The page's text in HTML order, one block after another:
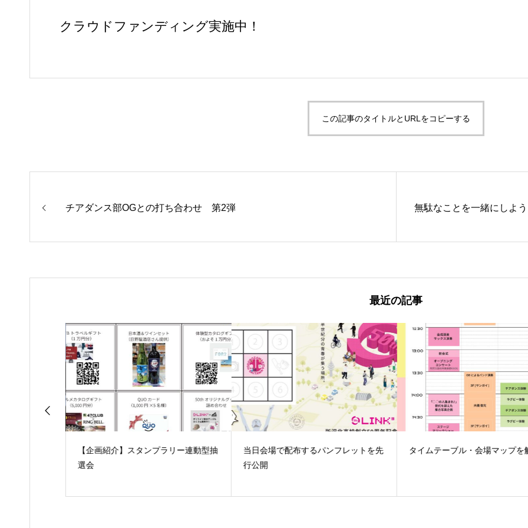
クラウドファンディング実施中！
この記事のタイトルとURLをコピーする
チアダンス部OGとの打ち合わせ 第2弾 無駄なことを一緒にしよう
最近の記事
【企画紹介】スタンプラリー連動型抽
選会
当日会場で配布するパンフレットを先
行公開
タイムテーブル・会場マップを